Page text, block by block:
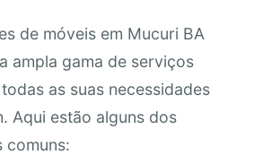
de móveis em Mucuri BA
ampla gama de serviços
as suas necessidades
Aqui estão alguns dos
comuns: